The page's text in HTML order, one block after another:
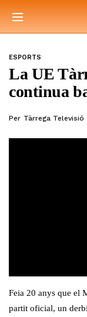
ESPORTS
La UE
continua
Per Tàrrega Televisió
Feia 20 anys que el
partit oficial, un